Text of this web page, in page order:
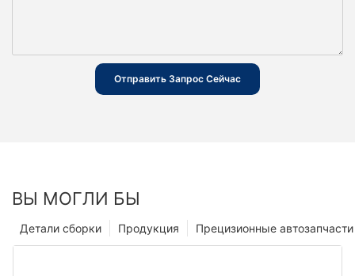
Отправить Запрос Сейчас
ВЫ МОГЛИ БЫ
Прецизионные автозапчасти
Продукция
Детали сборки